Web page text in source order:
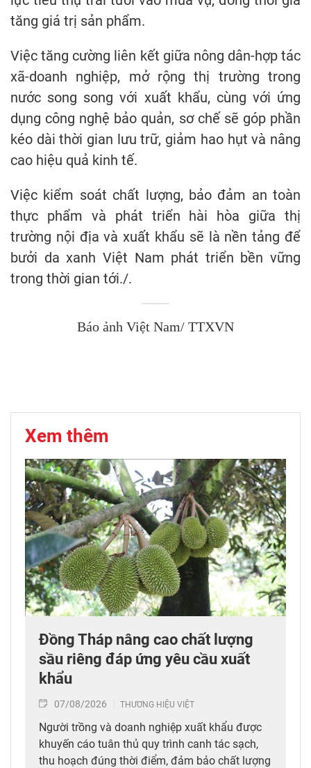
tăng giá trị sản phẩm.
Việc tăng cường liên kết giữa nông dân-hợp tác
xã-doanh nghiệp, mở rộng thị trường trong
nước song song với xuất khẩu, cùng với ứng
dụng công nghệ bảo quản, sơ chế sẽ góp phần
kéo dài thời gian lưu trữ, giảm hao hụt và nâng
cao hiệu quả kinh tế.
Việc kiểm soát chất lượng, bảo đảm an toàn
thực phẩm và phát triển hài hòa giữa thị
trường nội địa và xuất khẩu sẽ là nền tảng để
bưởi da xanh Việt Nam phát triển bền vững
trong thời gian tới./.
Báo ảnh Việt Nam/ TTXVN
Xem thêm
Đồng Tháp nâng cao chất lượng
sầu riêng đáp ứng yêu cầu xuất
khẩu
07/08/2026 THƯƠNG HIỆU VIỆT
Người trồng và doanh nghiệp xuất khẩu được
khuyến cáo tuân thủ quy trình canh tác sạch,
thu hoạch đúng thời điểm, đảm bảo chất lượng